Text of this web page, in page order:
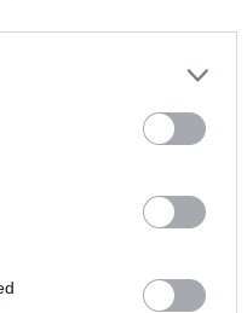
HIGHER GEAR FOR
Η μάρκα της Stellantis
και από τη γενικότερη